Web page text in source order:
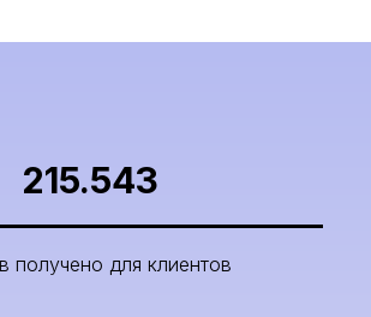
215.543
получено для клиентов